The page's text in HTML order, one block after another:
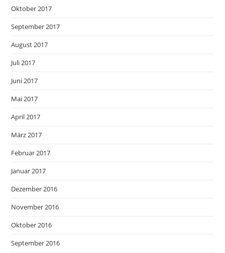
Oktober 2017
September 2017
August 2017
Juli 2017
Juni 2017
Mai 2017
April 2017
März 2017
Februar 2017
Januar 2017
Dezember 2016
November 2016
Oktober 2016
September 2016